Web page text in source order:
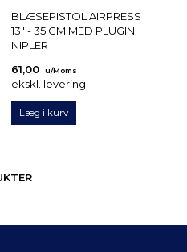
BLÆSEPISTOL AIRPRESS
13" - 35 CM MED PLUGIN
NIPLER
61,00
u/Moms
ekskl. levering
Læg i kurv